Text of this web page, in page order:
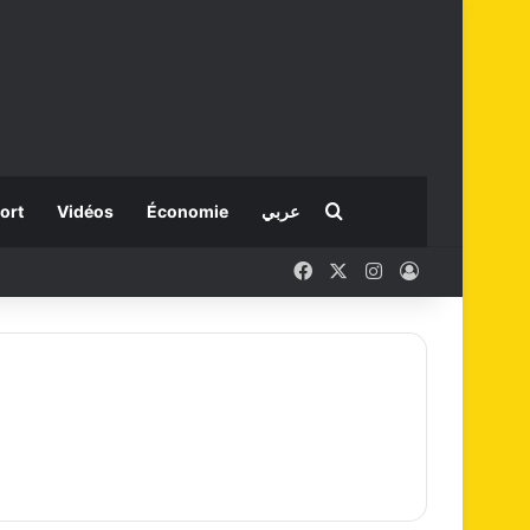
Vidéos Économie عربي Rechercher
FacebookInstagramConnexion